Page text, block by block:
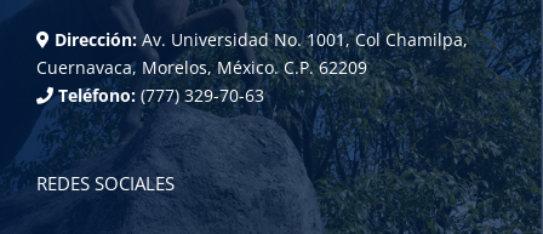
Dirección:
Av. Universidad No. 1001, Col Chamilpa,
Cuernavaca, Morelos, México. C.P. 62209
Teléfono: (777) 329-70-63
REDES SOCIALES